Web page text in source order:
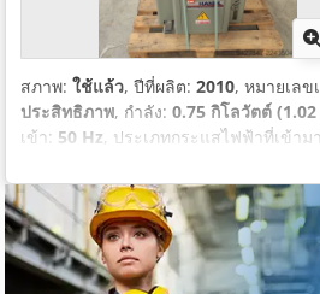
สภาพ: ใช้แล้ว, ปีที่ผลิต: 2010, หมายเลข
ประสิทธิภาพ, กำลัง: 0.75 กิโลวัตต์
เข้า: 50 Hz, ประเภทกระแสไฟฟ้าที่เข้าม